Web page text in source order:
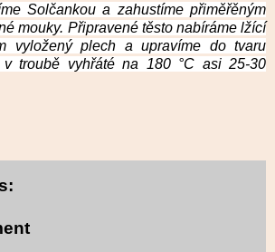
Solčankou a zahustíme přiměřěným
mouky. Připravené těsto nabíráme lžící
vyložený plech a upravíme do tvaru
v troubě vyhřáté na 180 °C asi 25-30